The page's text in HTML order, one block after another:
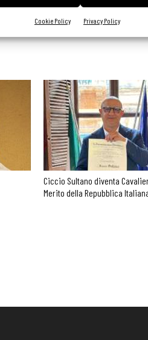
Cookie Policy Privacy Policy
Ciccio Sultano diventa
Merito della Repubblica